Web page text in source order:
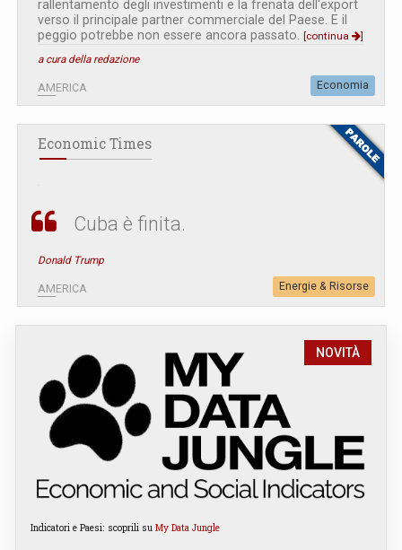
rallentamento degli investimenti e la frenata dell'export
verso il principale partner commerciale del Paese. E il
peggio potrebbe non essere ancora passato.
[continua
]
a cura della redazione
AMERICA Economia
Economic Times
Cuba è finita.
Donald Trump
AMERICA Energie & Risorse
NOVITÀ
Indicatori e Paesi: scoprili su My Data Jungle